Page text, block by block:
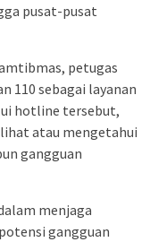
pusat-pusat
petugas
110 sebagai layanan
hotline tersebut,
atau mengetahui
gangguan
menjaga
gangguan